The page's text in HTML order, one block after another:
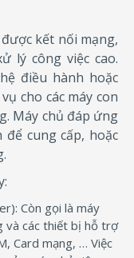
kết nối mạng,
lý công việc cao.
điều hành hoặc
cho các máy con
Máy chủ đáp ứng
cung cấp, hoặc
Còn gọi là máy
và các thiết bị hỗ trợ
Card mạng, … Việc